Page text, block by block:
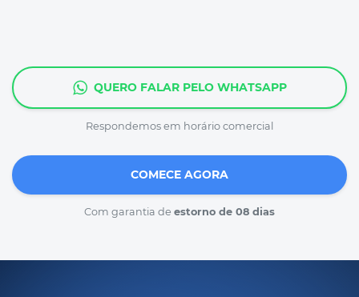
QUERO FALAR PELO WHATSAPP
Respondemos em horário comercial
COMECE AGORA
Com garantia de estorno de 08 dias